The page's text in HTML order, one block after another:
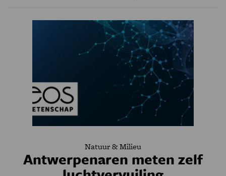
Natuur & Milieu
Antwerpenaren meten zelf